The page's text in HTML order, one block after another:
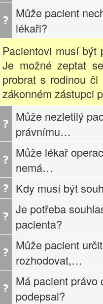
Může pacient
lékaři?
Pacientovi musí být
Je možné zeptat
probrat s rodinou
zákonném zástupci
Může nezletilý
právnímu…
Může lékař
nemá…
Kdy musí být
Je potřeba
pacienta?
Může pacient
rozhodovat,…
Má pacient právo
podepsal?